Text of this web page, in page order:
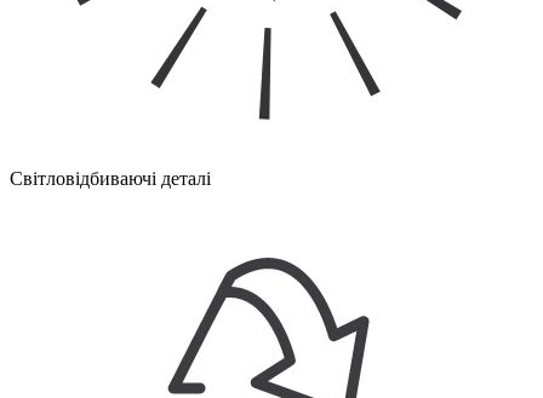
Світловідбиваючі деталі